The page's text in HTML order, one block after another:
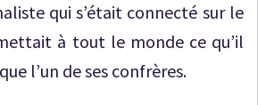
qui s’était connecté sur le
à tout le monde ce qu’il
l’un de ses confrères.